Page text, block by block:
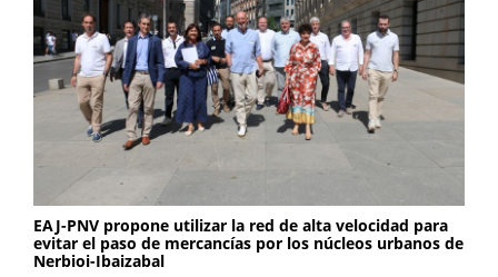
EAJ-PNV propone utilizar la red de alta velocidad para
evitar el paso de mercancías por los núcleos urbanos de
Nerbioi-Ibaizabal